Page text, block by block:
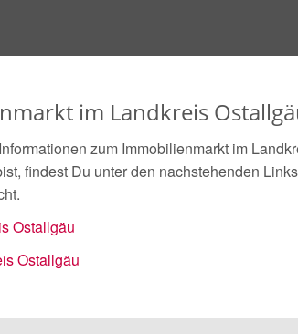
im Landkreis
zum Immobilienmarkt im
findest Du unter den nachstehenden
Ostallgäu
Ostallgäu